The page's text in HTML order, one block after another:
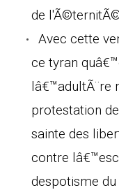
de
Avec cette
ce tyran
lâ€™adultÃ¨re
protestation
sainte des
contre
despotisme du